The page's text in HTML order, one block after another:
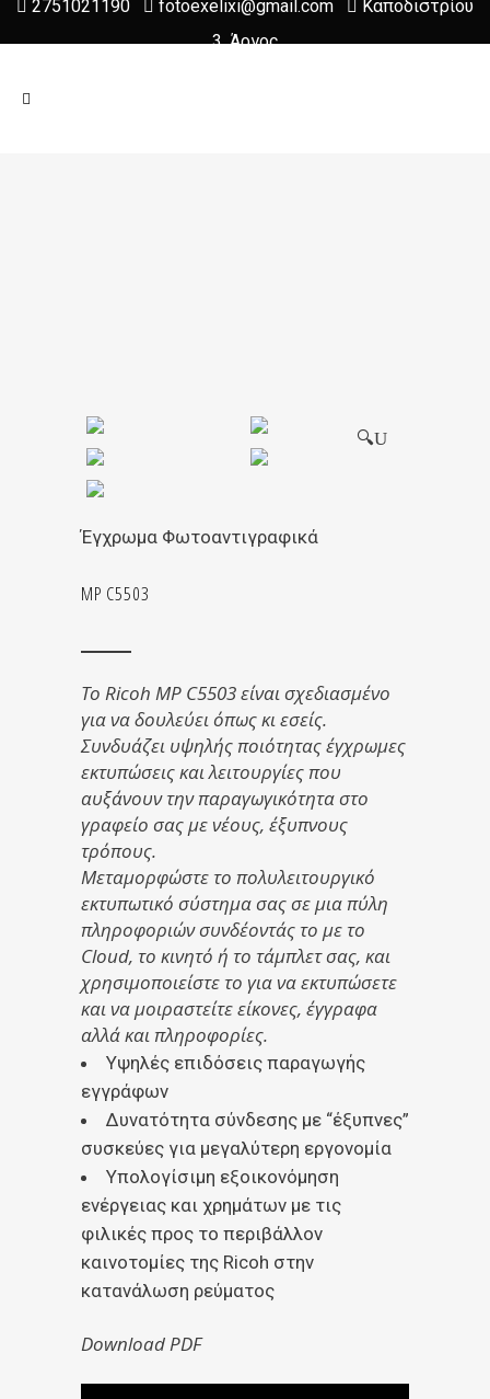
2751021190 fotoexelixi@gmail.com
Καποδιστρίου
3, Άργος
🔍
Έγχρωμα Φωτοαντιγραφικά
MP C5503
Το Ricoh MP C5503 είναι σχεδιασμένο
για να δουλεύει όπως κι εσείς.
Συνδυάζει υψηλής ποιότητας έγχρωμες
εκτυπώσεις και λειτουργίες που
αυξάνουν την παραγωγικότητα στο
γραφείο σας με νέους, έξυπνους
τρόπους.
Μεταμορφώστε το πολυλειτουργικό
εκτυπωτικό σύστημα σας σε μια πύλη
πληροφοριών συνδέοντάς το με το
Cloud, το κινητό ή το τάμπλετ σας, και
χρησιμοποιείστε το για να εκτυπώσετε
και να μοιραστείτε είκονες, έγγραφα
αλλά και πληροφορίες.
Υψηλές επιδόσεις παραγωγής
εγγράφων
Δυνατότητα σύνδεσης με “έξυπνες”
συσκεύες για μεγαλύτερη εργονομία
Υπολογίσιμη εξοικονόμηση
ενέργειας και χρημάτων με τις
φιλικές προς το περιβάλλον
καινοτομίες της Ricoh στην
κατανάλωση ρεύματος
Download PDF